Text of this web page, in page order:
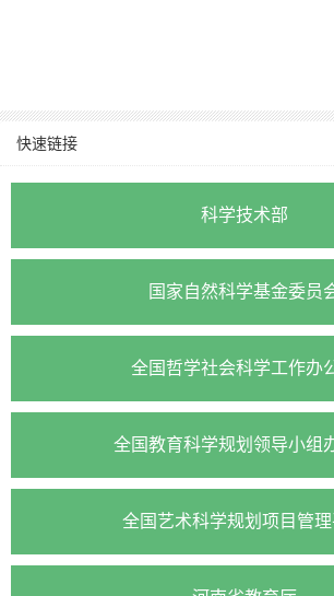
快速链接
科学技术部
国家自然科学基金委员
全国哲学社会科学工作办
全国教育科学规划领导小组
全国艺术科学规划项目管